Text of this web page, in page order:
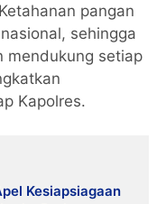
pangan
sehingga
mendukung setiap
Kapolres.
Kesiapsiagaan